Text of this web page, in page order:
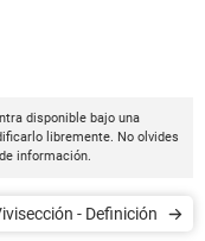
disponible bajo una
libremente. No olvides
información.
- Definición